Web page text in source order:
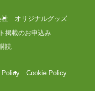
オリジナルグッズ
掲載のお申込み
読
Policy
Cookie Policy